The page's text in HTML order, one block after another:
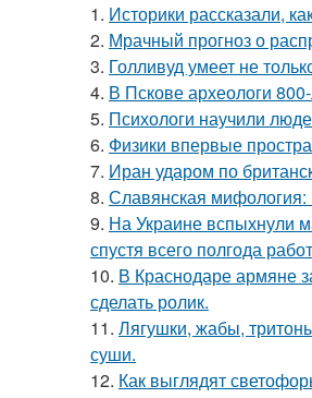
1. Историки рассказали,
2. Мрачный прогноз о
3. Голливуд умеет не
4. В Пскове археологи
5. Психологи научили
6. Физики впервые
7. Иран ударом по
8. Славянская мифология:
9. На Украине вспыхнули
спустя всего полгода
10. В Краснодаре армяне
сделать ролик.
11. Лягушки, жабы,
суши.
12. Как выглядят